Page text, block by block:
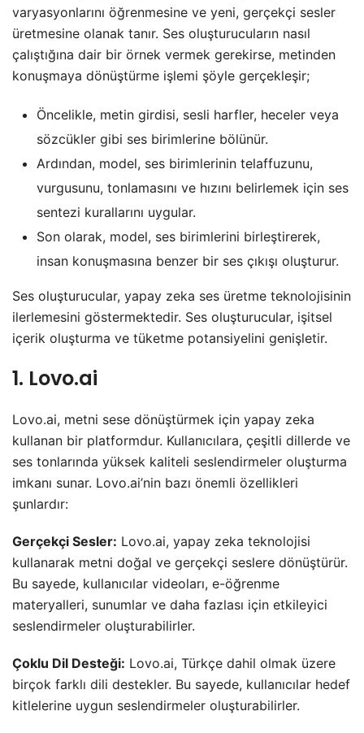
varyasyonlarını öğrenmesine ve yeni, gerçekçi sesler
üretmesine olanak tanır. Ses oluşturucuların nasıl
çalıştığına dair bir örnek vermek gerekirse, metinden
konuşmaya dönüştürme işlemi şöyle gerçekleşir;
Öncelikle, metin girdisi, sesli harfler, heceler veya
sözcükler gibi ses birimlerine bölünür.
Ardından, model, ses birimlerinin telaffuzunu,
vurgusunu, tonlamasını ve hızını belirlemek için ses
sentezi kurallarını uygular.
Son olarak, model, ses birimlerini birleştirerek,
insan konuşmasına benzer bir ses çıkışı oluşturur.
Ses oluşturucular, yapay zeka ses üretme teknolojisinin
ilerlemesini göstermektedir. Ses oluşturucular, işitsel
içerik oluşturma ve tüketme potansiyelini genişletir.
1. Lovo.ai
Lovo.ai, metni sese dönüştürmek için yapay zeka
kullanan bir platformdur. Kullanıcılara, çeşitli dillerde ve
ses tonlarında yüksek kaliteli seslendirmeler oluşturma
imkanı sunar. Lovo.ai’nin bazı önemli özellikleri
şunlardır:
Gerçekçi Sesler: Lovo.ai, yapay zeka teknolojisi
kullanarak metni doğal ve gerçekçi seslere dönüştürür.
Bu sayede, kullanıcılar videoları, e-öğrenme
materyalleri, sunumlar ve daha fazlası için etkileyici
seslendirmeler oluşturabilirler.
Çoklu Dil Desteği: Lovo.ai, Türkçe dahil olmak üzere
birçok farklı dili destekler. Bu sayede, kullanıcılar hedef
kitlelerine uygun seslendirmeler oluşturabilirler.